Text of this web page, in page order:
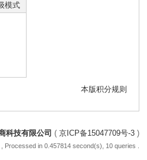
模式
本版积分规则
科技有限公司 ( 京ICP备15047709号-3)
Processed in 0.457814 second(s), 10 queries .